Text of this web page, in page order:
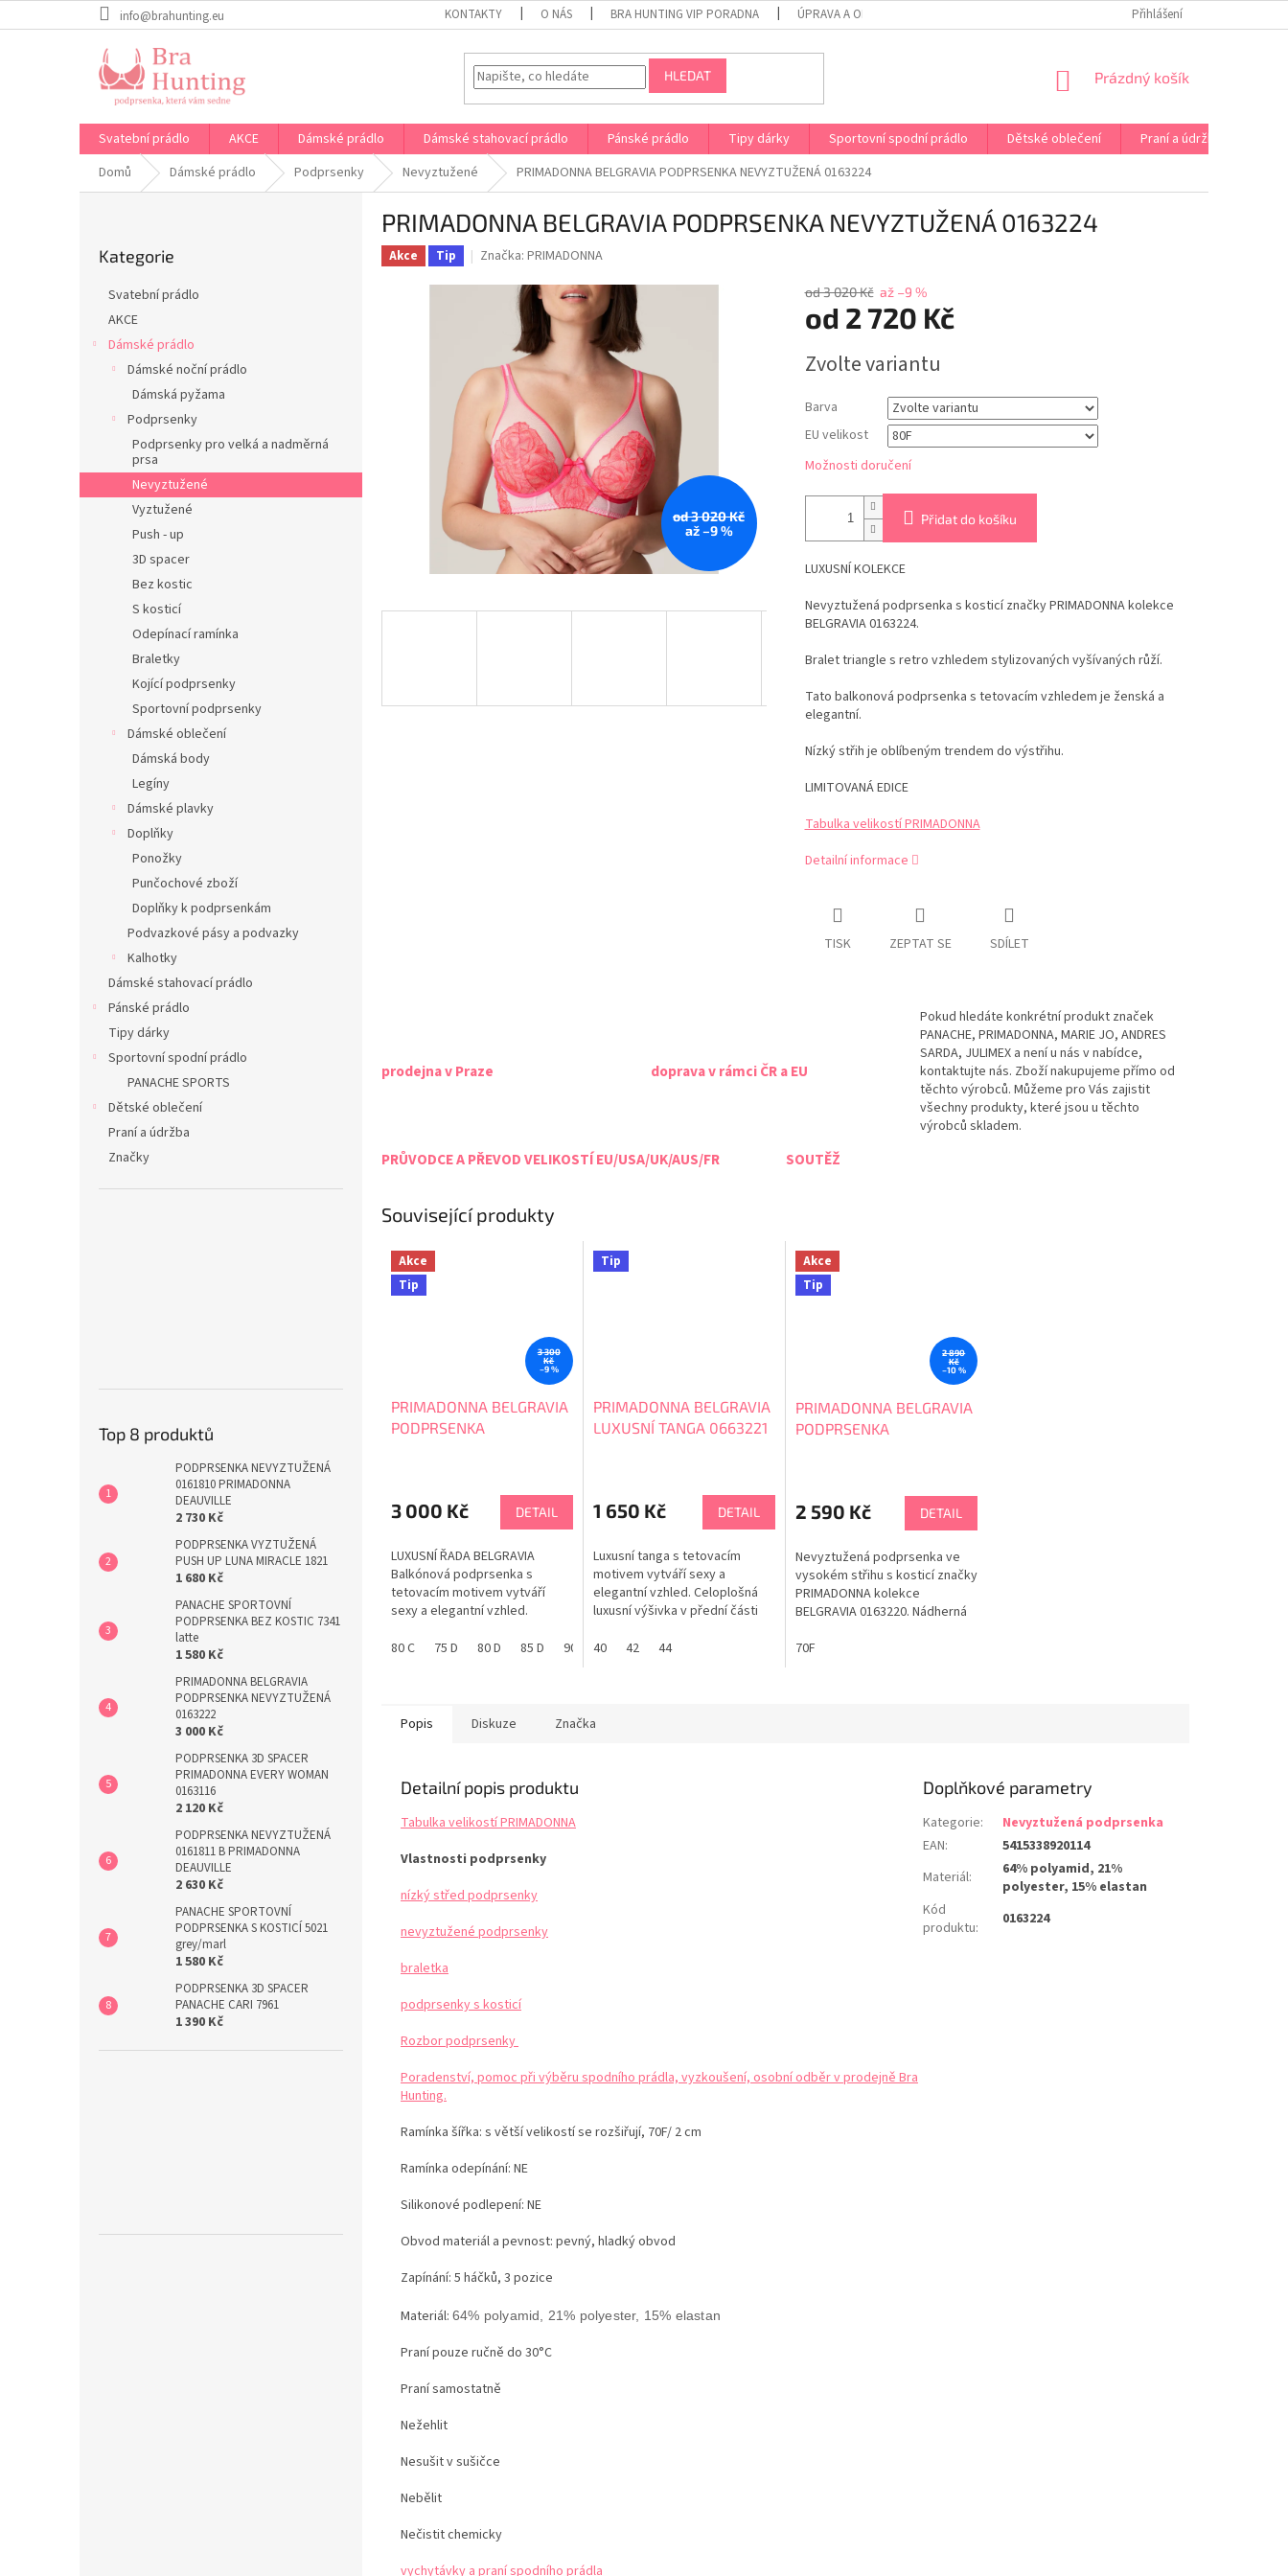
na
info@brahunting.eu KONTAKTY O NÁS BRA HUNTING VIP PORADNA ÚPRAVA A OPRAVA PRÁDLA NA MÍRU DOPRAVA A PLATBA ČR A EU
Přihlášení
HLEDAT
NÁKUPNÍ
Prázdný košík
Svatební prádlo AKCE Dámské prádlo Dámské stahovací prádlo Pánské prádlo Tipy dárky Sportovní spodní prádlo Dětské oblečení Praní a údržba
Domů
Dámské prádlo Podprsenky Nevyztužené PRIMADONNA BELGRAVIA PODPRSENKA NEVYZTUŽENÁ 0163224
l
kategorie
Kategorie
Svatební prádlo
AKCE
Dámské prádlo
Dámské noční prádlo
Dámská pyžama
Podprsenky
Podprsenky pro velká a nadměrná
prsa
Nevyztužené
Vyztužené
Push - up
3D spacer
Bez kostic
S kosticí
Odepínací ramínka
Braletky
Kojící podprsenky
Sportovní podprsenky
Dámské oblečení
Dámská body
Legíny
Dámské plavky
Doplňky
Ponožky
Punčochové zboží
Doplňky k podprsenkám
Podvazkové pásy a podvazky
Kalhotky
Dámské stahovací prádlo
Pánské prádlo
Tipy dárky
Sportovní spodní prádlo
PANACHE SPORTS
Dětské oblečení
Praní a údržba
Značky
Top 8 produktů
PODPRSENKA NEVYZTUŽENÁ
0161810 PRIMADONNA
DEAUVILLE
2 730 Kč
PODPRSENKA VYZTUŽENÁ
PUSH UP LUNA MIRACLE 1821
1 680 Kč
PANACHE SPORTOVNÍ
PODPRSENKA BEZ KOSTIC 7341
latte
1 580 Kč
PRIMADONNA BELGRAVIA
PODPRSENKA NEVYZTUŽENÁ
0163222
3 000 Kč
PODPRSENKA 3D SPACER
PRIMADONNA EVERY WOMAN
0163116
2 120 Kč
PODPRSENKA NEVYZTUŽENÁ
0161811 B PRIMADONNA
DEAUVILLE
2 630 Kč
PANACHE SPORTOVNÍ
PODPRSENKA S KOSTICÍ 5021
grey/marl
1 580 Kč
PODPRSENKA 3D SPACER
PANACHE CARI 7961
1 390 Kč
PRIMADONNA BELGRAVIA PODPRSENKA NEVYZTUŽENÁ 0163224
Akce Tip Značka: PRIMADONNA
od 3 020 Kč
až –9 %
od 3 020 Kč až –9 %
od 2 720 Kč
cena:
Zvolte variantu
Barva
EU velikost
Možnosti doručení
Přidat do košíku
LUXUSNÍ KOLEKCE
Nevyztužená podprsenka s kosticí značky PRIMADONNA kolekce
BELGRAVIA 0163224.
Bralet triangle s retro vzhledem stylizovaných vyšívaných růží.
Tato balkonová podprsenka s tetovacím vzhledem je ženská a
elegantní.
Nízký střih je oblíbeným trendem do výstřihu.
LIMITOVANÁ EDICE
Tabulka velikostí PRIMADONNA
Detailní informace
TISK ZEPTAT SE SDÍLET
prodejna v Praze doprava v rámci ČR a EU
Pokud hledáte konkrétní produkt značek
PANACHE, PRIMADONNA, MARIE JO, ANDRES
SARDA, JULIMEX a není u nás v nabídce,
kontaktujte nás. Zboží nakupujeme přímo od
těchto výrobců. Můžeme pro Vás zajistit
všechny produkty, které jsou u těchto
výrobců skladem.
PRŮVODCE A PŘEVOD VELIKOSTÍ EU/USA/UK/AUS/FR SOUTĚŽ
Související produkty
Akce
Tip
3 300
Kč
–9 %
PRIMADONNA BELGRAVIA
PODPRSENKA
3 000 Kč DETAIL
LUXUSNÍ ŘADA BELGRAVIA
Balkónová podprsenka s
tetovacím motivem vytváří
sexy a elegantní vzhled.
v hlubokém výstřihu v přední i
navazuje na krajku uprostřed
80 C 75 D 80 D 85 D 90 D 70E 75E 70F
Tip
PRIMADONNA BELGRAVIA
LUXUSNÍ TANGA 0663221
1 650 Kč DETAIL
Luxusní tanga s tetovacím
motivem vytváří sexy a
elegantní vzhled. Celoplošná
luxusní výšivka v přední části
motivem stylizované vyšívané
neviditelný efekt pod...
40 42 44
Akce
Tip
2 890
Kč
–10 %
PRIMADONNA BELGRAVIA
PODPRSENKA
2 590 Kč DETAIL
Nevyztužená podprsenka ve
vysokém střihu s kosticí značky
PRIMADONNA kolekce
BELGRAVIA 0163220. Nádherná
stylizovaných vyšívaných růží.
70F
Popis Diskuze Značka
Detailní popis produktu
Tabulka velikostí PRIMADONNA
Vlastnosti podprsenky
nízký střed podprsenky
nevyztužené podprsenky
braletka
podprsenky s kosticí
Rozbor podprsenky
Poradenství, pomoc při výběru spodního prádla, vyzkoušení, osobní odběr v prodejně Bra
Hunting.
Ramínka šířka: s větší velikostí se rozšiřují, 70F/ 2 cm
Ramínka odepínání: NE
Silikonové podlepení: NE
Obvod materiál a pevnost: pevný, hladký obvod
Zapínání: 5 háčků, 3 pozice
Materiál: 64% polyamid, 21% polyester, 15% elastan
Praní pouze ručně do 30°C
Praní samostatně
Nežehlit
Nesušit v sušičce
Nebělit
Nečistit chemicky
vychytávky a praní spodního prádla
Doplňkové parametry
Kategorie:
Nevyztužená podprsenka
EAN:
5415338920114
Materiál:
64% polyamid, 21%
polyester, 15% elastan
Kód
produktu: 0163224